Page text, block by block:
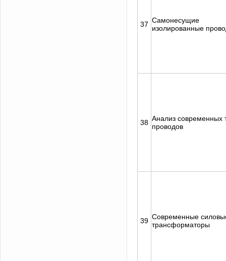
37 Самонесущие
изолированные
38 Анализ современных
проводов
39 Современные
трансформаторы